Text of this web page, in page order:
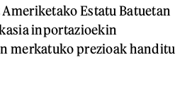
Estatu Batuetan
inportazioekin
merkatuko prezioak handitu